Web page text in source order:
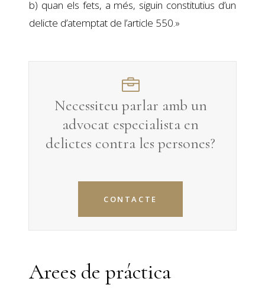
b) quan els fets, a més, siguin constitutius d’un
delicte d’atemptat de l’article 550.»
Necessiteu parlar amb un
advocat especialista en
delictes contra les persones?
CONTACTE
Arees de práctica